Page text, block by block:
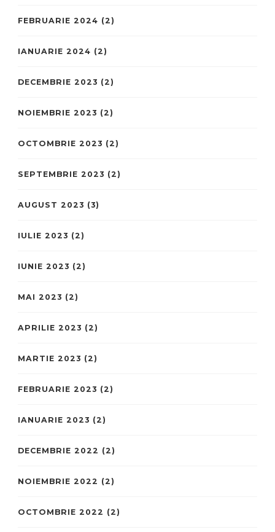
FEBRUARIE 2024 (2)
IANUARIE 2024 (2)
DECEMBRIE 2023 (2)
NOIEMBRIE 2023 (2)
OCTOMBRIE 2023 (2)
SEPTEMBRIE 2023 (2)
AUGUST 2023 (3)
IULIE 2023 (2)
IUNIE 2023 (2)
MAI 2023 (2)
APRILIE 2023 (2)
MARTIE 2023 (2)
FEBRUARIE 2023 (2)
IANUARIE 2023 (2)
DECEMBRIE 2022 (2)
NOIEMBRIE 2022 (2)
OCTOMBRIE 2022 (2)